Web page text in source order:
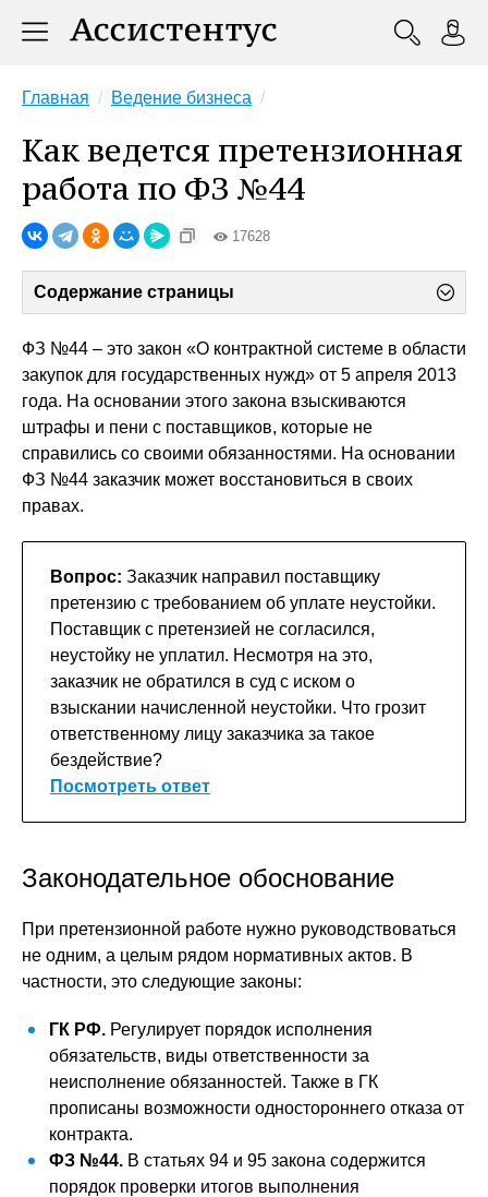
Главная Ведение бизнеса
Как ведется претензионная
работа по ФЗ №44
17628
Содержание страницы
ФЗ №44 – это закон «О контрактной системе в области
закупок для государственных нужд» от 5 апреля 2013
года. На основании этого закона взыскиваются
штрафы и пени с поставщиков, которые не
справились со своими обязанностями. На основании
ФЗ №44 заказчик может восстановиться в своих
правах.
Вопрос: Заказчик направил поставщику
претензию с требованием об уплате неустойки.
Поставщик с претензией не согласился,
неустойку не уплатил. Несмотря на это,
заказчик не обратился в суд с иском о
взыскании начисленной неустойки. Что грозит
ответственному лицу заказчика за такое
бездействие?
Посмотреть ответ
Законодательное обоснование
При претензионной работе нужно руководствоваться
не одним, а целым рядом нормативных актов. В
частности, это следующие законы:
ГК РФ. Регулирует порядок исполнения
обязательств, виды ответственности за
неисполнение обязанностей. Также в ГК
прописаны возможности одностороннего отказа от
контракта.
ФЗ №44. В статьях 94 и 95 закона содержится
порядок проверки итогов выполнения